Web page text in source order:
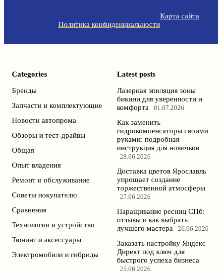
Карта сайта
Политика конфиденциальности
Categories
Бренды
Запчасти и комплектующие
Новости автопрома
Обзоры и тест-драйвы
Общая
Опыт владения
Ремонт и обслуживание
Советы покупателю
Сравнения
Технологии и устройство
Тюнинг и аксессуары
Электромобили и гибриды
Latest posts
Лазерная эпиляция зоны
бикини для уверенности и
комфорта
01.07.2026
Как заменить
гидрокомпенсаторы своими
руками: подробная
инструкция для новичков
28.06.2026
Доставка цветов Ярославль
упрощает создание
торжественной атмосферы
27.06.2026
Наращивание ресниц СПб:
отзывы и как выбрать
лучшего мастера
26.06.2026
Заказать настройку Яндекс
Директ под ключ для
быстрого успеха бизнеса
25.06.2026